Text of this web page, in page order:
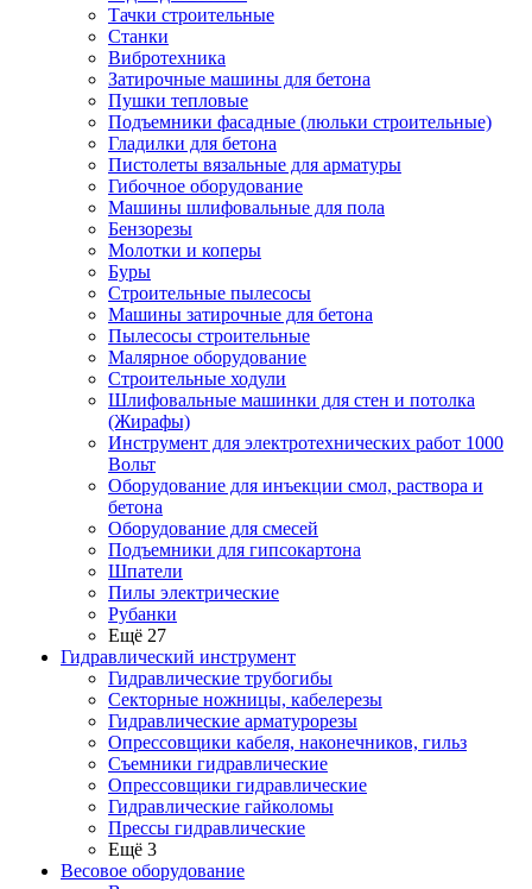
Тачки строительные
Станки
Вибротехника
Затирочные машины для бетона
Пушки тепловые
Подъемники фасадные (люльки строительные)
Гладилки для бетона
Пистолеты вязальные для арматуры
Гибочное оборудование
Машины шлифовальные для пола
Бензорезы
Молотки и коперы
Буры
Строительные пылесосы
Машины затирочные для бетона
Пылесосы строительные
Малярное оборудование
Строительные ходули
Шлифовальные машинки для стен и потолка
(Жирафы)
Инструмент для электротехнических работ 1000
Вольт
Оборудование для инъекции смол, раствора и
бетона
Оборудование для смесей
Подъемники для гипсокартона
Шпатели
Пилы электрические
Рубанки
Ещё 27
Гидравлический инструмент
Гидравлические трубогибы
Секторные ножницы, кабелерезы
Гидравлические арматурорезы
Опрессовщики кабеля, наконечников, гильз
Съемники гидравлические
Опрессовщики гидравлические
Гидравлические гайколомы
Прессы гидравлические
Ещё 3
Весовое оборудование